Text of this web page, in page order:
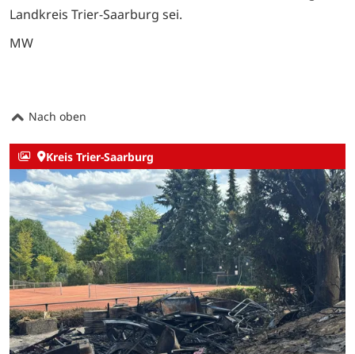
Landkreis Trier-Saarburg sei.
MW
Nach oben
Kreis Trier-Saarburg